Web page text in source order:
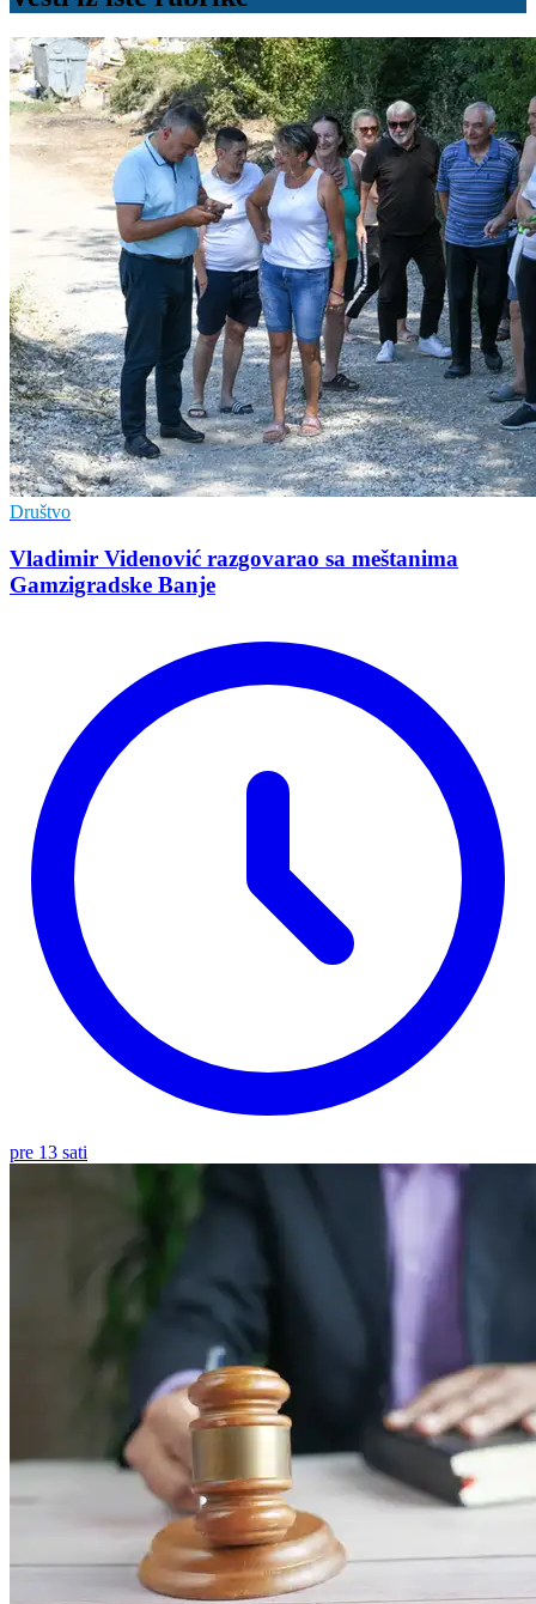
Društvo
Vladimir Vidеnović razgovarao sa mеštanima
Gamzigradskе Banjе
pre 13 sati